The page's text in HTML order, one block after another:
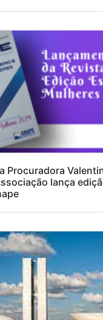
Procuradora
lança